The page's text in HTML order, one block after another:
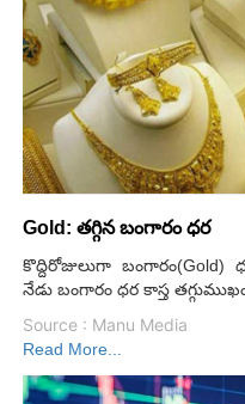
Gold: తగ్గిన బంగారం ధర
కొద్దిరోజులుగా బంగారం(Gold)
నేడు బంగారం ధర కాస్త
Source : Manu Media
Read More...